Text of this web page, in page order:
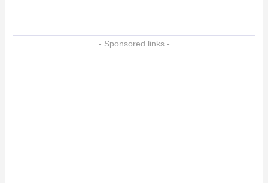
- Sponsored links -